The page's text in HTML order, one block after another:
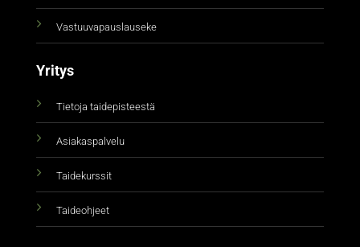
Vastuuvapauslauseke
Yritys
Tietoja taidepisteestä
Asiakaspalvelu
Taidekurssit
Taideohjeet